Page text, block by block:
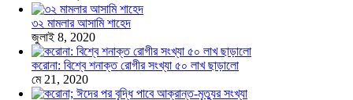
৩২ মামলার আসামি শাহেদ
জুলাই 8, 2020
করোনা: বিশ্বে শনাক্ত রোগীর সংখ্যা ৫০ লাখ ছাড়ালো
মে 21, 2020